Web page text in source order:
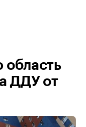
область
ДДУ от